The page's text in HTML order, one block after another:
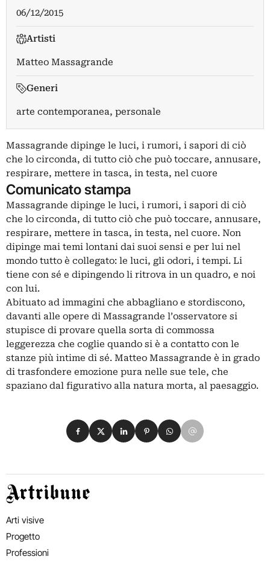
06/12/2015
Artisti
Matteo Massagrande
Generi
arte contemporanea, personale
Massagrande dipinge le luci, i rumori, i sapori di ciò
che lo circonda, di tutto ciò che può toccare, annusare,
respirare, mettere in tasca, in testa, nel cuore
Comunicato stampa
Massagrande dipinge le luci, i rumori, i sapori di ciò
che lo circonda, di tutto ciò che può toccare, annusare,
respirare, mettere in tasca, in testa, nel cuore. Non
dipinge mai temi lontani dai suoi sensi e per lui nel
mondo tutto è collegato: le luci, gli odori, i tempi. Li
tiene con sé e dipingendo li ritrova in un quadro, e noi
con lui.
Abituato ad immagini che abbagliano e stordiscono,
davanti alle opere di Massagrande l’osservatore si
stupisce di provare quella sorta di commossa
leggerezza che coglie quando si è a contatto con le
stanze più intime di sé. Matteo Massagrande è in grado
di trasfondere emozione pura nelle sue tele, che
spaziano dal figurativo alla natura morta, al paesaggio.
Condividi su Facebook
Condividi su X
Condividi su LinkedIn
Condividi su Pinterest
Condividi su WhatsApp
Condividi su Email
Artribune
Arti visive
Progetto
Professioni